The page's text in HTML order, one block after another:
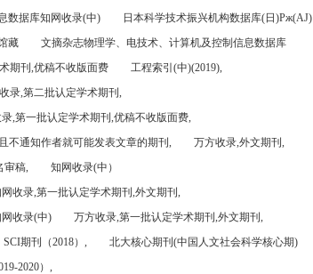
数据库知网收录(中)
日本科学技术振兴机构数据库(日)Pж(AJ)
藏
文摘杂志物理学、电技术、计算机及控制信息数据库
期刊,优稿不收版面费
工程索引(中)(2019),
录,第二批认定学术期刊,
,第一批认定学术期刊,优稿不收版面费,
不通知作者就可能发表文章的期刊,
万方收录,外文期刊,
审稿,
知网收录(中）
收录,第一批认定学术期刊,外文期刊,
收录(中)
万方收录,第一批认定学术期刊,外文期刊,
SCI期刊（2018）,
北大核心期刊(中国人文社会科学核心期)
2020）,